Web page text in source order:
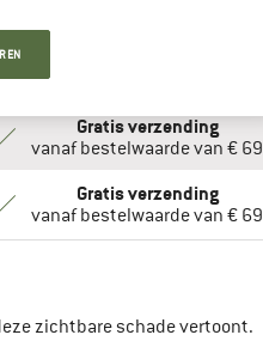
Gratis verzending
vanaf bestelwaarde van € 69
Gratis verzending
vanaf bestelwaarde van € 69
zichtbare schade vertoont.